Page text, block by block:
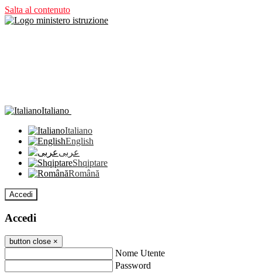
Salta al contenuto
Italiano
Italiano
English
عربى
Shqiptare
Română
Accedi
Accedi
button close ×
Nome Utente
Password